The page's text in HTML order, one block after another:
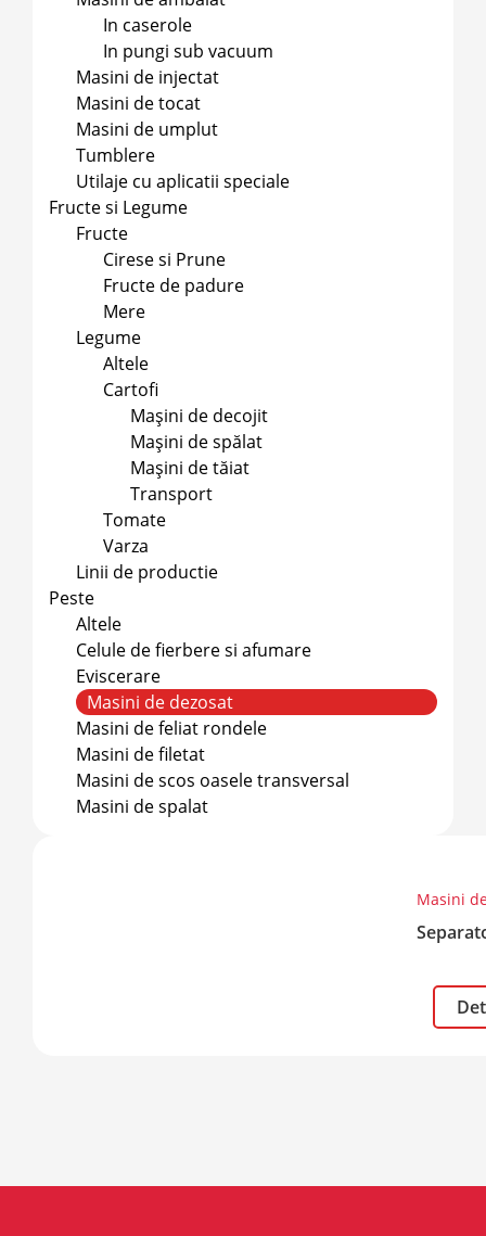
In caserole
In pungi sub vacuum
Masini de injectat
Masini de tocat
Masini de umplut
Tumblere
Utilaje cu aplicatii speciale
Fructe si Legume
Fructe
Cirese si Prune
Fructe de padure
Mere
Legume
Altele
Cartofi
Mașini de decojit
Mașini de spălat
Mașini de tăiat
Transport
Tomate
Varza
Linii de productie
Peste
Altele
Celule de fierbere si afumare
Eviscerare
Masini de dezosat
Masini de feliat rondele
Masini de filetat
Masini de scos oasele transversal
Masini de spalat
Masini